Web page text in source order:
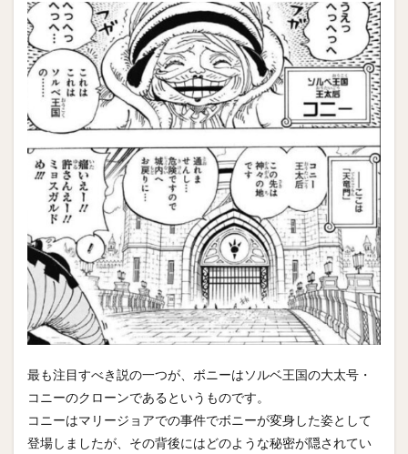
最も注目すべき説の一つが、ボニーはソルベ王国の大太号・
コニーのクローンであるというものです。
コニーはマリージョアでの事件でボニーが変身した姿として
登場しましたが、その背後にはどのような秘密が隠されてい